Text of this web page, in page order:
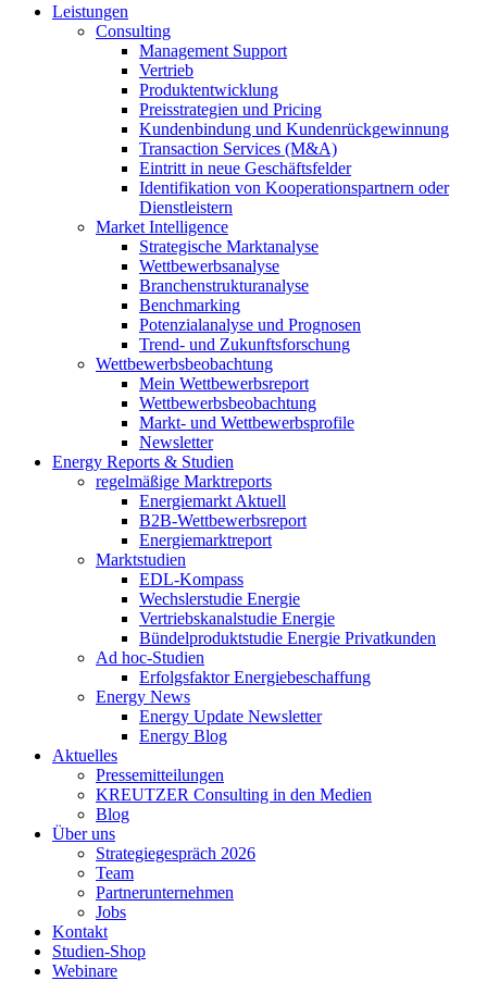
Leistungen
Consulting
Management Support
Vertrieb
Produktentwicklung
Preisstrategien und Pricing
Kundenbindung und Kundenrückgewinnung
Transaction Services (M&A)
Eintritt in neue Geschäftsfelder
Identifikation von Kooperationspartnern oder
Dienstleistern
Market Intelligence
Strategische Marktanalyse
Wettbewerbsanalyse
Branchenstrukturanalyse
Benchmarking
Potenzialanalyse und Prognosen
Trend- und Zukunftsforschung
Wettbewerbs­beobachtung
Mein Wettbewerbsreport
Wettbewerbsbeobachtung
Markt- und Wettbewerbsprofile
Newsletter
Energy Reports & Studien
regelmäßige Marktreports
Energiemarkt Aktuell
B2B-Wettbewerbsreport
Energiemarktreport
Marktstudien
EDL-Kompass
Wechslerstudie Energie
Vertriebskanalstudie Energie
Bündelproduktstudie Energie Privatkunden
Ad hoc-Studien
Erfolgsfaktor Energiebeschaffung
Energy News
Energy Update Newsletter
Energy Blog
Aktuelles
Pressemitteilungen
KREUTZER Consulting in den Medien
Blog
Über uns
Strategiegespräch 2026
Team
Partnerunternehmen
Jobs
Kontakt
Studien-Shop
Webinare